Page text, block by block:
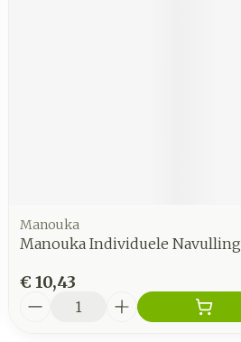
Manouka
Manouka Individuele Navulling
€ 10,43